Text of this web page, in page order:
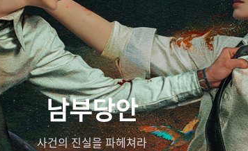
우림령
관복을 벗고 진실을 베다